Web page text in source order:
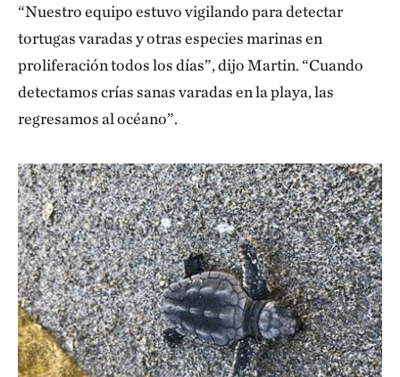
“Nuestro equipo estuvo vigilando para detectar
tortugas varadas y otras especies marinas en
proliferación todos los días”, dijo Martin. “Cuando
detectamos crías sanas varadas en la playa, las
regresamos al océano”.